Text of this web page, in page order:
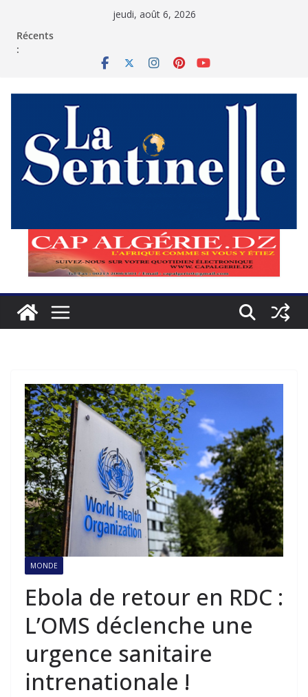
jeudi, août 6, 2026
Récents
:
MONDE
Ebola de retour en RDC :
L’OMS déclenche une
urgence sanitaire
intrenationale !